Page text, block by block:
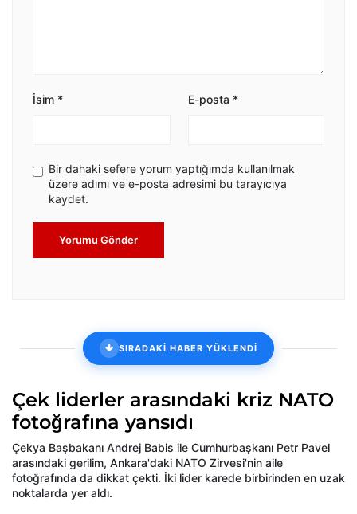
İsim * E-posta *
Bir dahaki sefere yorum yaptığımda kullanılmak
üzere adımı ve e-posta adresimi bu tarayıcıya
kaydet.
Yorumu Gönder
SIRADAKİ HABER YÜKLENDİ
Çek liderler arasındaki kriz NATO
fotoğrafına yansıdı
Çekya Başbakanı Andrej Babis ile Cumhurbaşkanı Petr Pavel
arasındaki gerilim, Ankara'daki NATO Zirvesi'nin aile
fotoğrafında da dikkat çekti. İki lider karede birbirinden en uzak
noktalarda yer aldı.